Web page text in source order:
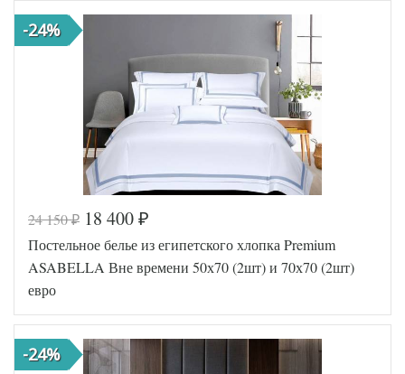
Код товара
510-386
Артикул
588-4/a
Ткань
Египетский
хлопок
Размер
пододеяльника
Размер
простыни
240х260
Размер
-24%
24 150₽ 18 400 ₽
Постельное белье из египетского хлопка Premium
ASABELLA Вне времени 50х70 (2шт) и 70х70 (2шт)
евро
-24%